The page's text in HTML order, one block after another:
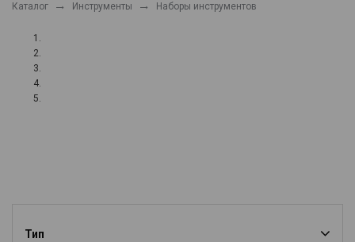
Каталог Инструменты Наборы инструментов
Тип